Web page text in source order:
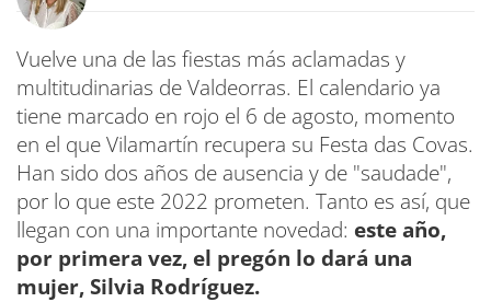
Vuelve una de las fiestas más aclamadas y
multitudinarias de Valdeorras. El calendario ya
tiene marcado en rojo el 6 de agosto, momento
en el que Vilamartín recupera su Festa das Covas.
Han sido dos años de ausencia y de "saudade",
por lo que este 2022 prometen. Tanto es así, que
llegan con una importante novedad: este año,
por primera vez, el pregón lo dará una
mujer, Silvia Rodríguez.